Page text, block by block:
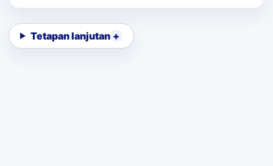
Tetapan lanjutan